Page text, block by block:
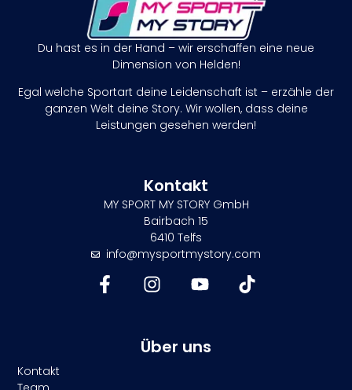
Du hast es in der Hand – wir erschaffen eine neue
Dimension von Helden!
Egal welche Sportart deine Leidenschaft ist – erzähle der
ganzen Welt deine Story. Wir wollen, dass deine
Leistungen gesehen werden!
Kontakt
MY SPORT MY STORY GmbH
Bairbach 15
6410 Telfs
info@mysportmystory.com
Über uns
Kontakt